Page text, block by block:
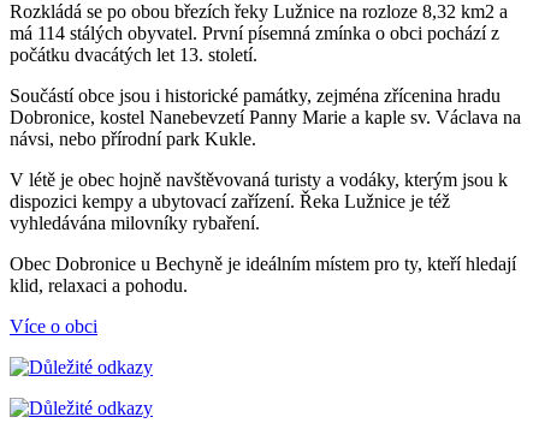
Rozkládá se po obou březích řeky Lužnice na rozloze 8,32 km2 a
má 114 stálých obyvatel. První písemná zmínka o obci pochází z
počátku dvacátých let 13. století.
Součástí obce jsou i historické památky, zejména zřícenina hradu
Dobronice, kostel Nanebevzetí Panny Marie a kaple sv. Václava na
návsi, nebo přírodní park Kukle.
V létě je obec hojně navštěvovaná turisty a vodáky, kterým jsou k
dispozici kempy a ubytovací zařízení. Řeka Lužnice je též
vyhledávána milovníky rybaření.
Obec Dobronice u Bechyně je ideálním místem pro ty, kteří hledají
klid, relaxaci a pohodu.
Více o obci